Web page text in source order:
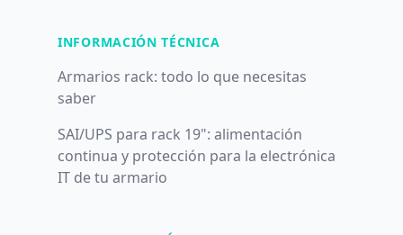
INFORMACIÓN TÉCNICA
Armarios rack: todo lo que necesitas
saber
SAI/UPS para rack 19": alimentación
continua y protección para la electrónica
IT de tu armario